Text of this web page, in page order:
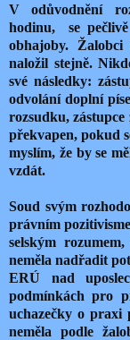
V odůvodnění
hodinu,
se
obhajoby. Žalobci
naložil stejně.
své následky:
odvolání doplní
rozsudku,
překvapen, pokud
myslím, že by se
vzdát.
Soud svým
právním
selským
neměla nadřadit
ERÚ nad
podmínkách pro
uchazečky o praxi
neměla podle